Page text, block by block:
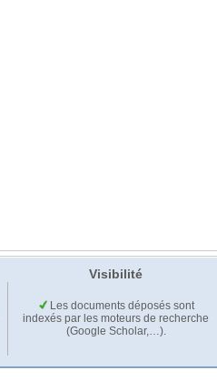
Visibilité
Les documents déposés sont
indexés par les moteurs de recherche
(Google Scholar,…).